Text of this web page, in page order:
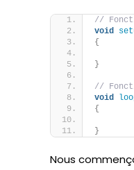
//
void
{
}
//
void
{
}
Nous